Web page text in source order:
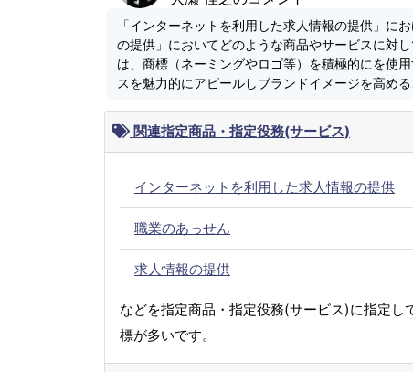
「インターネットを利用した求人情報の提供」に
の提供」においてどのような商品やサービスに対
は、商標（ネーミングやロゴ等）を積極的にを使
スを魅力的にアピールしブランドイメージを高める
関連指定商品・指定役務(サービス)
インターネットを利用した求人情報の提供
職業のあっせん
求人情報の提供
などを指定商品・指定役務(サービス)に指定し
標が多いです。